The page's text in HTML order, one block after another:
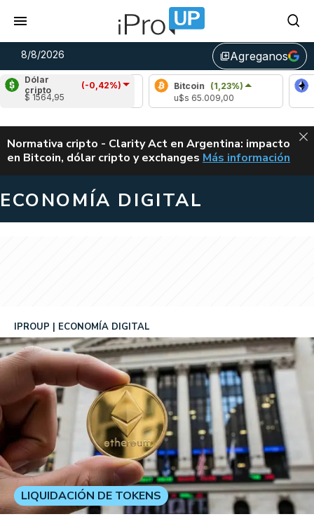
8/8/2026 library_addAgreganos
Dólar
cripto
(-0,42%)
$ 1564,95
Bitcoin
(1,23%)
u$s 65.009,00
ALERTA
Normativa cripto - Clarity Act en Argentina: impacto
en Bitcoin, dólar cripto y exchanges CLARITY ACT EN
Más información
ECONOMÍA DIGITAL
IPROUP ECONOMÍA DIGITAL
LIQUIDACIÓN DE TOKENS